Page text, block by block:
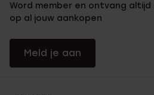
Word member en ontvang altijd
op al jouw aankopen
Meld je aan